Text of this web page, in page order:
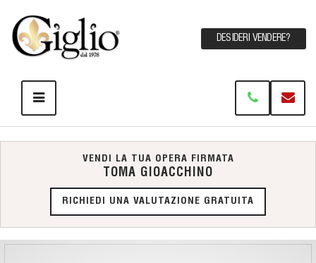
DESIDERI VENDERE?
VENDI LA TUA OPERA FIRMATA
TOMA GIOACCHINO
RICHIEDI UNA VALUTAZIONE GRATUITA